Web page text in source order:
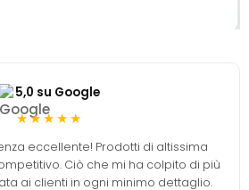
5,0 su Google
★★★★★
eccellente! Prodotti di altissima
Ciò che mi ha colpito di più
ai clienti in ogni minimo dettaglio.